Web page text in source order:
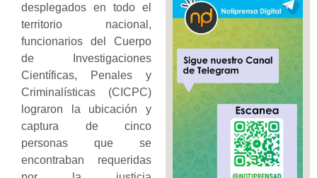
desplegados en todo el
territorio nacional,
funcionarios del Cuerpo
de Investigaciones
Científicas, Penales y
Criminalísticas (CICPC)
lograron la ubicación y
captura de cinco
personas que se
encontraban requeridas